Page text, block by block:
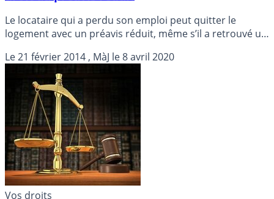
Le locataire qui a perdu son emploi peut quitter le
logement avec un préavis réduit, même s’il a retrouvé un
Le21 février 2014, MàJ le8 avril 2020
Vos droits